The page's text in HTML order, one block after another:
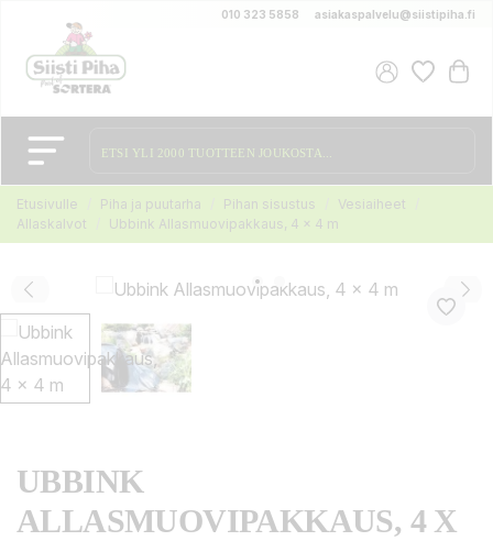
010 323 5858 asiakaspalvelu@siistipiha.fi
Etusivulle Piha ja puutarha Pihan sisustus
Vesiaiheet
Allaskalvot
Ubbink Allasmuovipakkaus, 4 x 4 m
UBBINK
ALLASMUOVIPAKKAUS, 4 X